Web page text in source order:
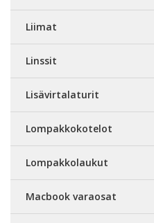
Liimat
Linssit
Lisävirtalaturit
Lompakkokotelot
Lompakkolaukut
Macbook varaosat